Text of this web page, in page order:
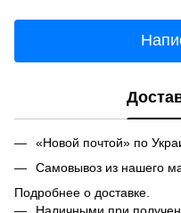
«Новой почтой» по
Самовывоз из нашего
Подробнее о доставке.